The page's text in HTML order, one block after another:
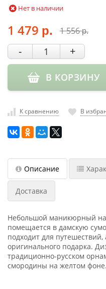
насадки
инструмента
РАСПРОДАЖА
Нет в наличии
1 479 р. 1 556р.
- +
В КОРЗИНУ
К сравнению В
Описание
Доставка
Небольшой маникюрный
помещается в дамскую
подходит для путешествий,
оригинального подарка.
традиционно-русском
смородины на желтом фоне.